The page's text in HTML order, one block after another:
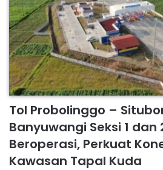
Tol Probolinggo –
Banyuwangi Seksi 1 dan
Beroperasi, Perkuat
Kawasan Tapal Kuda